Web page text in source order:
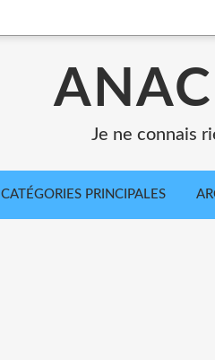
Je ne connais
CATÉGORIES PRINCIPALES